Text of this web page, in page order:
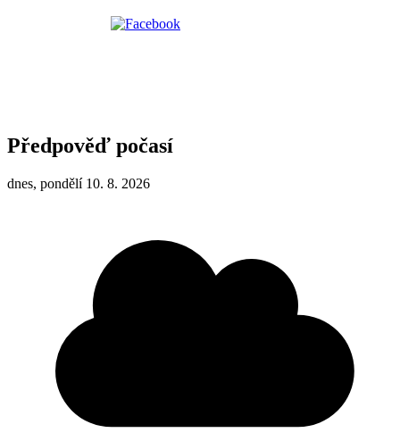
Předpověď počasí
dnes, pondělí 10. 8. 2026